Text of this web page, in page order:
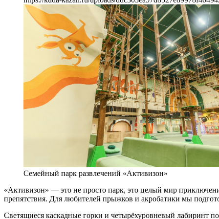
Семейный парк развлечений «Активизон»
«Активизон» — это не просто парк, это целый мир
препятствия. Для любителей прыжков и акробатики мы
Светящиеся каскадные горки и четырёхуровневый лабиринт